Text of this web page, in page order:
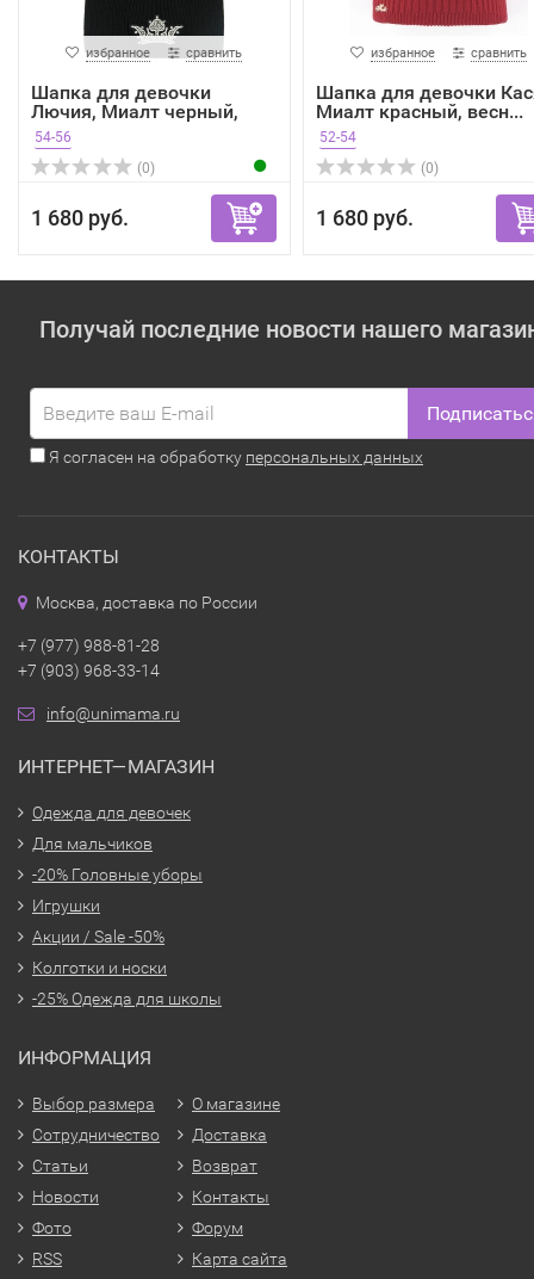
избранное сравнить
Шапка для девочки
Лючия, Миалт черный,
зима
54-56
(0)
1 680 руб.
избранное сравнить
Шапка для девочки
Миалт красный, весн...
52-54
(0)
1 680 руб.
Получай последние новости нашего
Я согласен на обработку персональных данных
КОНТАКТЫ
Москва, доставка по России
+7 (977) 988-81-28
+7 (903) 968-33-14
info@unimama.ru
ИНТЕРНЕТ—МАГАЗИН
Одежда для девочек
Для мальчиков
-20% Головные уборы
Игрушки
Акции / Sale -50%
Колготки и носки
-25% Одежда для школы
ИНФОРМАЦИЯ
Выбор размера
Сотрудничество
Статьи
Новости
Фото
RSS
О магазине
Доставка
Возврат
Контакты
Форум
Карта сайта